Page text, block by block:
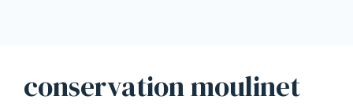
conservation moulinet